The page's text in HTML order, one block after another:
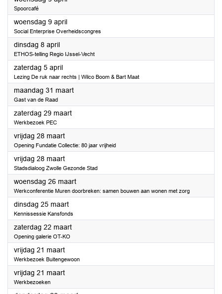
Spoorcafé
woensdag 9 april2025
Social Enterprise Overheidscongres
dinsdag 8 april2025
ETHOS-telling Regio IJssel-Vecht
zaterdag 5 april2025
Lezing De ruk naar rechts | Wilco Boom & Bart Maat
maandag 31 maart2025
Gast van de Raad
zaterdag 29 maart2025
Werkbezoek PEC
vrijdag 28 maart2025
Opening Fundatie Collectie: 80 jaar vrijheid
vrijdag 28 maart2025
Stadsdialoog Zwolle Gezonde Stad
woensdag 26 maart2025
Werkconferentie Muren doorbreken: samen bouwen aan wonen met zorg
dinsdag 25 maart2025
Kennissessie Kansfonds
zaterdag 22 maart2025
Opening galerie OT-KO
vrijdag 21 maart2025
Werkbezoek Buitengewoon
vrijdag 21 maart2025
Werkbezoeken